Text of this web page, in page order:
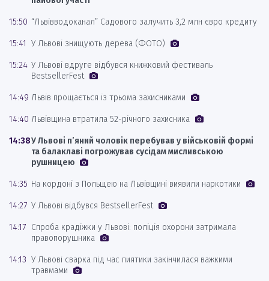
15:50 “Львівводоканал” Садового залучить 3,2 млн євро кредиту
15:41 У Львові знищують дерева (ФОТО)
15:24 У Львові вдруге відбувся книжковий фестиваль
BestsellerFest
14:49 Львів прощається із трьома захисниками
14:40 Львівщина втратила 52-річного захисника
14:38У Львові п’яний чоловік перебував у військовій формі
та балаклаві погрожував сусідам мисливською
рушницею
14:35 На кордоні з Польщею на Львівщині виявили наркотики
14:27 У Львові відбувся BestsellerFest
14:17 Спроба крадіжки у Львові: поліція охорони затримала
правопорушника
14:13 У Львові сварка під час пиятики закінчилася важкими
травмами